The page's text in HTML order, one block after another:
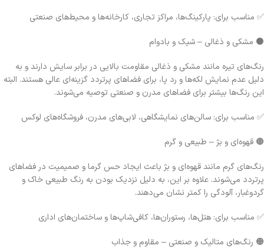
✅ مناسب برای: پارکینگ‌ها، مراکز تجاری، کارخانه‌ها و محیط‌های صنعتی
⚫ مشکی و ذغالی – شیک و بادوام
رنگ‌های تیره مانند مشکی و ذغالی مقاومت بالایی در برابر سایش دارند و به
دلیل عدم نمایش لکه‌ها و رد پا، برای فضاهای پرتردد گزینه‌ای عالی هستند. البته
این رنگ‌ها بیشتر برای فضاهای مدرن و صنعتی توصیه می‌شوند.
✅ مناسب برای: سالن‌های نمایشگاهی، لابی‌های مدرن، فروشگاه‌های لوکس
🟤 قهوه‌ای و بژ – طبیعی و گرم
رنگ‌های گرم مانند قهوه‌ای و بژ باعث ایجاد حس گرما و صمیمیت در فضاهای
پرتردد می‌شوند. علاوه بر این، به دلیل نزدیک بودن به رنگ طبیعی خاک و
گردوغبار، آلودگی را کمتر نشان می‌دهند.
✅ مناسب برای: هتل‌ها، رستوران‌ها، کافی‌شاپ‌ها و ساختمان‌های اداری
🟠 رنگ‌های متالیک و صنعتی – مقاوم و جذاب